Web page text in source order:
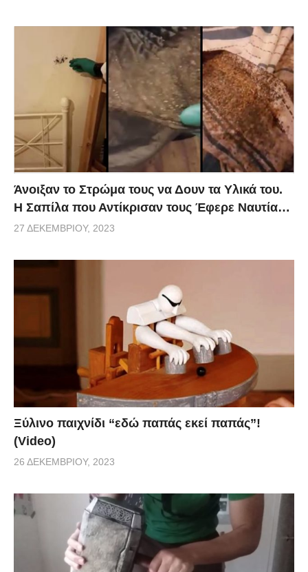
Άνοιξαν το Στρώμα τους να Δουν τα Υλικά του.
Η Σαπίλα που Αντίκρισαν τους Έφερε Ναυτία…
27 ΔΕΚΕΜΒΡΊΟΥ, 2023
Ξύλινο παιχνίδι “εδώ παπάς εκεί παπάς”!
(Video)
26 ΔΕΚΕΜΒΡΊΟΥ, 2023